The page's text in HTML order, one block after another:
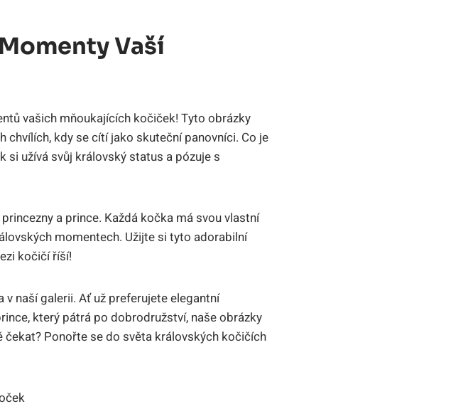
Vaší
vašich mňoukajících kočiček! Tyto obrázky
kdy se cítí jako skuteční panovníci. Co je
si užívá svůj královský status a pózuje s
a prince. Každá kočka má svou vlastní
momentech. Užijte si tyto adorabilní
kočičí říší!
naší galerii. Ať už preferujete elegantní
který pátrá po dobrodružství, naše obrázky
Ponořte se do světa královských kočičích